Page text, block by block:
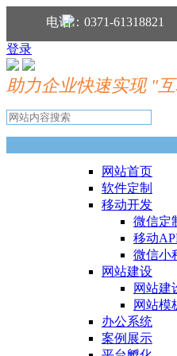
分享到：电话：0371-61318821
登录
助力企业快速实现 "
网站首页
软件定制
移动开发
微信定
移动
微信小
网站建设
网站建
网站模
办公系统
案例展示